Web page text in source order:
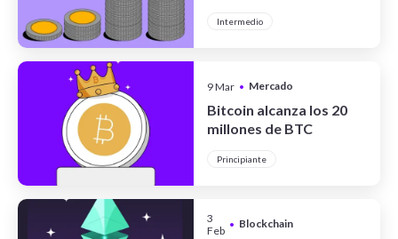
DCA
Intermedio
9 Mar • Mercado
Bitcoin alcanza los 20
millones de BTC
este hito histórico
Principiante
3
Feb • Blockchain